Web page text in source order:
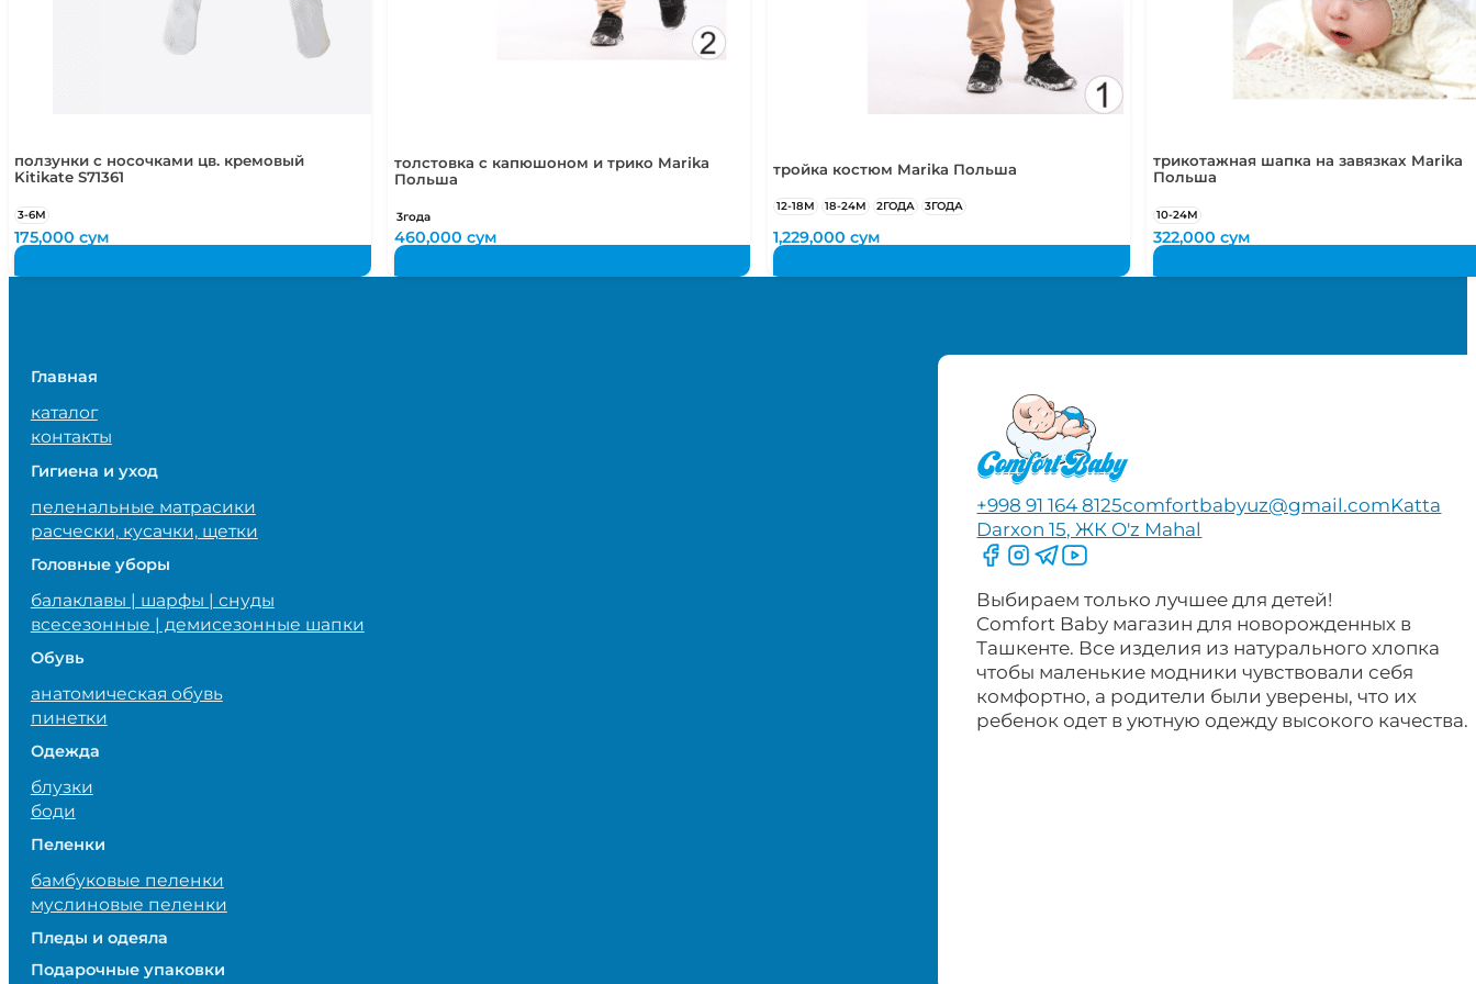
1,5-4 года
2-4 года
2-5 лет
ползунки с носочками цв. кремовый
Kitikate S71361
3-6М
175,000сум
толстовка с капюшоном и трико Marika
Польша
3года
460,000 сум
тройка костюм Marika Польша
12-18М 18-24М 2ГОДА 3ГОДА
1,229,000сум
трикотажная шапка на завязках Marika
Польша
10-24М
322,000 сум
Главная
каталог
контакты
Гигиена и уход
пеленальные матрасики
расчески, кусачки, щетки
Головные уборы
балаклавы | шарфы | снуды
всесезонные | демисезонные шапки
Обувь
анатомическая обувь
пинетки
Одежда
блузки
боди
Пеленки
бамбуковые пеленки
муслиновые пеленки
Пледы и одеяла
Подарочные упаковки
+998 91 164 8125comfortbabyuz@gmail.comKatta
Darxon 15, ЖК O'z Mahal
Следите за нами на Facebook
Следите за нами в Instagram
Следите за нами в Telegram
Следите за нами в YouTube
Выбираем только лучшее для детей!
Comfort Baby магазин для новорожденных в
Ташкенте. Все изделия из натурального хлопка
чтобы маленькие модники чувствовали себя
комфортно, а родители были уверены, что их
ребенок одет в уютную одежду высокого качества.